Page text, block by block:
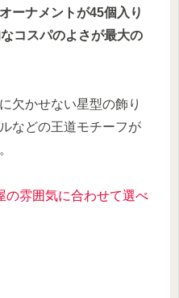
ーナメントが45個入り
コスパのよさが最大の
欠かせない星型の飾り
などの王道モチーフが
の雰囲気に合わせて選べ